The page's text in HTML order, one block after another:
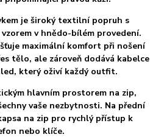
je široký textilní popruh s
v hnědo-bílém provedení.
maximální komfort při nošení
tělo, ale zároveň dodává kabelce
který oživí každý outfit.
hlavním prostorem na zip,
vaše nezbytnosti. Na přední
na zip pro rychlý přístup k
nebo klíče.